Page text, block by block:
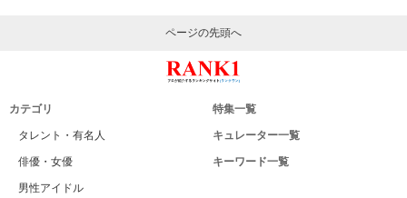
ページの先頭へ
カテゴリ
タレント・有名人
俳優・女優
男性アイドル
特集一覧
キュレーター一覧
キーワード一覧